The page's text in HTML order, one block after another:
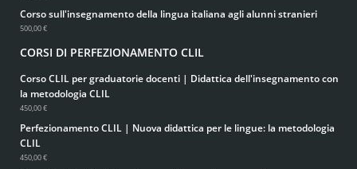
Corso sull'insegnamento della lingua italiana agli alunni stranieri
500,00 €
CORSI DI PERFEZIONAMENTO CLIL
Corso CLIL per graduatorie docenti | Didattica dell'insegnamento con
la metodologia CLIL
450,00 €
Perfezionamento CLIL | Nuova didattica per le lingue: la metodologia
CLIL
450,00 €